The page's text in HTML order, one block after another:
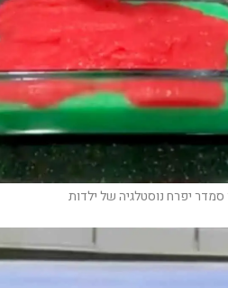
יפרח נוסטלגיה של ילדות